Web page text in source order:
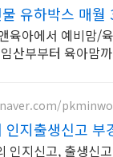
유하박스 매월
육아에서 예비맘/
산부부터 육아맘
인지출생신고 부
인지신고, 출생신